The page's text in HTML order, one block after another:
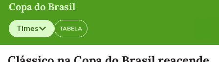
Copa do Brasil
Times TABELA
Selecione o time para ver as notícias